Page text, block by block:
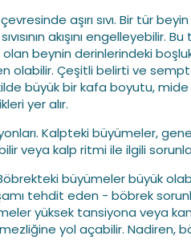
aşırı sıvı. Bir tür
akışını engelleyebilir.
beynin derinlerindeki
olabilir. Çeşitli belirti ve
büyük bir kafa boyutu, mide
yer alır.
Kalpteki büyümeler,
veya kalp ritmi ile ilgili
büyümeler büyük
tehdit eden - böbrek
yüksek tansiyona veya
yol açabilir. Nadiren,